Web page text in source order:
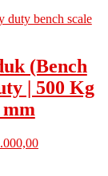
(Bench
| 500 Kg
mm
Harga